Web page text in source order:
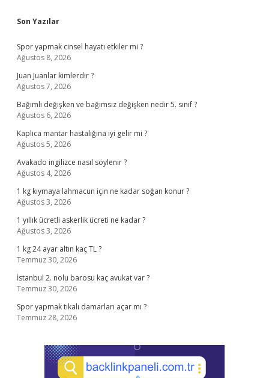
Sidebar
Son Yazılar
Spor yapmak cinsel hayatı etkiler mi ?
Ağustos 8, 2026
Juan Juanlar kimlerdir ?
Ağustos 7, 2026
Bağımlı değişken ve bağımsız değişken nedir 5. sınıf ?
Ağustos 6, 2026
Kaplıca mantar hastalığına iyi gelir mi ?
Ağustos 5, 2026
Avakado ingilizce nasıl söylenir ?
Ağustos 4, 2026
1 kg kıymaya lahmacun için ne kadar soğan konur ?
Ağustos 3, 2026
1 yıllık ücretli askerlik ücreti ne kadar ?
Ağustos 3, 2026
1 kg 24 ayar altın kaç TL ?
Temmuz 30, 2026
İstanbul 2. nolu barosu kaç avukat var ?
Temmuz 30, 2026
Spor yapmak tıkalı damarları açar mı ?
Temmuz 28, 2026